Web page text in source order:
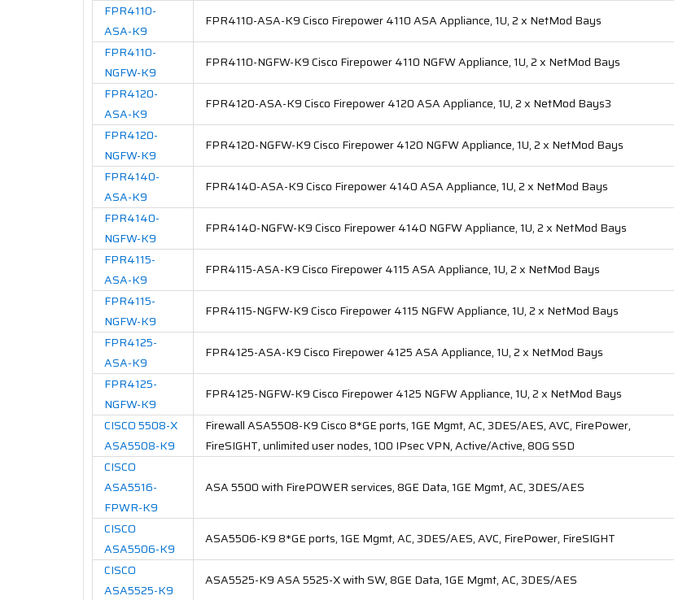
FPR4110-
ASA-K9
FPR4110-ASA-K9 Cisco Firepower 4110 ASA Appliance, 1U, 2 x NetMod Bays
FPR4110-
NGFW-K9
FPR4110-NGFW-K9 Cisco Firepower 4110 NGFW Appliance, 1U, 2 x NetMod Bays
FPR4120-
ASA-K9
FPR4120-ASA-K9 Cisco Firepower 4120 ASA Appliance, 1U, 2 x NetMod Bays3
FPR4120-
NGFW-K9
FPR4120-NGFW-K9 Cisco Firepower 4120 NGFW Appliance, 1U, 2 x NetMod Bays
FPR4140-
ASA-K9
FPR4140-ASA-K9 Cisco Firepower 4140 ASA Appliance, 1U, 2 x NetMod Bays
FPR4140-
NGFW-K9
FPR4140-NGFW-K9 Cisco Firepower 4140 NGFW Appliance, 1U, 2 x NetMod Bays
FPR4115-
ASA-K9
FPR4115-ASA-K9 Cisco Firepower 4115 ASA Appliance, 1U, 2 x NetMod Bays
FPR4115-
NGFW-K9
FPR4115-NGFW-K9 Cisco Firepower 4115 NGFW Appliance, 1U, 2 x NetMod Bays
FPR4125-
ASA-K9
FPR4125-ASA-K9 Cisco Firepower 4125 ASA Appliance, 1U, 2 x NetMod Bays
FPR4125-
NGFW-K9
FPR4125-NGFW-K9 Cisco Firepower 4125 NGFW Appliance, 1U, 2 x NetMod Bays
CISCO 5508-X
ASA5508-K9
Firewall ASA5508-K9 Cisco 8*GE ports, 1GE Mgmt, AC, 3DES/AES, AVC, FirePower,
FireSIGHT, unlimited user nodes, 100 IPsec VPN, Active/Active, 80G SSD​
CISCO
ASA5516-
FPWR-K9
ASA 5500 with FirePOWER services, 8GE Data, 1GE Mgmt, AC, 3DES/AES
CISCO
ASA5506-K9
ASA5506-K9 8*GE ports, 1GE Mgmt, AC, 3DES/AES, AVC, FirePower, FireSIGHT
CISCO
ASA5525-K9
ASA5525-K9 ASA 5525-X with SW, 8GE Data, 1GE Mgmt, AC, 3DES/AES